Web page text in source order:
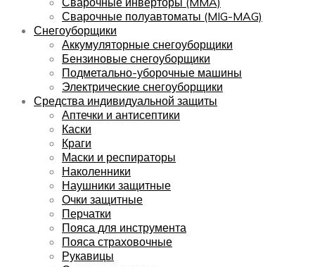
Сварочные полуавтоматы (MIG-MAG)
Снегоуборщики
Аккумуляторные снегоуборщики
Бензиновые снегоуборщики
Подметально-уборочные машины
Электрические снегоуборщики
Средства индивидуальной защиты
Аптечки и антисептики
Каски
Краги
Маски и респираторы
Наколенники
Наушники защитные
Очки защитные
Перчатки
Пояса для инструмента
Пояса страховочные
Рукавицы